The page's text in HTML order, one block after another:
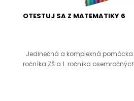
OTESTUJ SA Z MATEMATIKY 6
Jedinečná a komplexná pomôcka
ročníka ZŠ a 1. ročníka